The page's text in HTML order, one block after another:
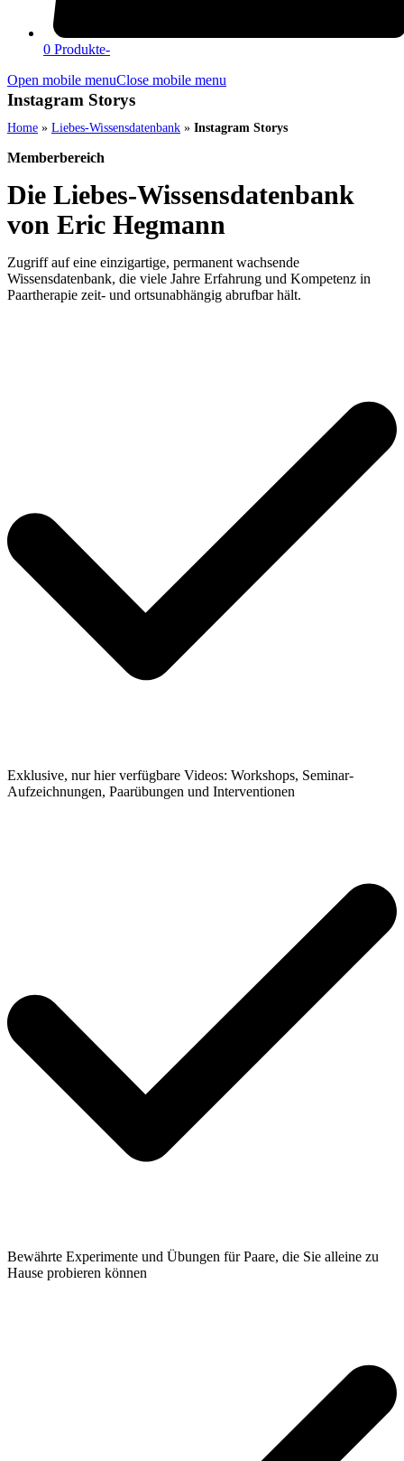
0 Produkte-
Open mobile menuClose mobile menu
Instagram Storys
Home » Liebes-Wissensdatenbank » Instagram Storys
Memberbereich
Die Liebes-Wissensdatenbank
von Eric Hegmann
Zugriff auf eine einzigartige, permanent wachsende
Wissensdatenbank, die viele Jahre Erfahrung und Kompetenz in
Paartherapie zeit- und ortsunabhängig abrufbar hält.
Exklusive, nur hier verfügbare Videos: Workshops, Seminar-
Aufzeichnungen, Paarübungen und Interventionen
Bewährte Experimente und Übungen für Paare, die Sie alleine zu
Hause probieren können